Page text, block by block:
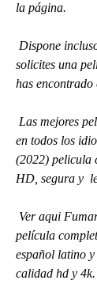
la página.
solicites una
has encontrado
en todos los
(2022) pelicula
HD, segura y
película
español latino
calidad hd y 4k.